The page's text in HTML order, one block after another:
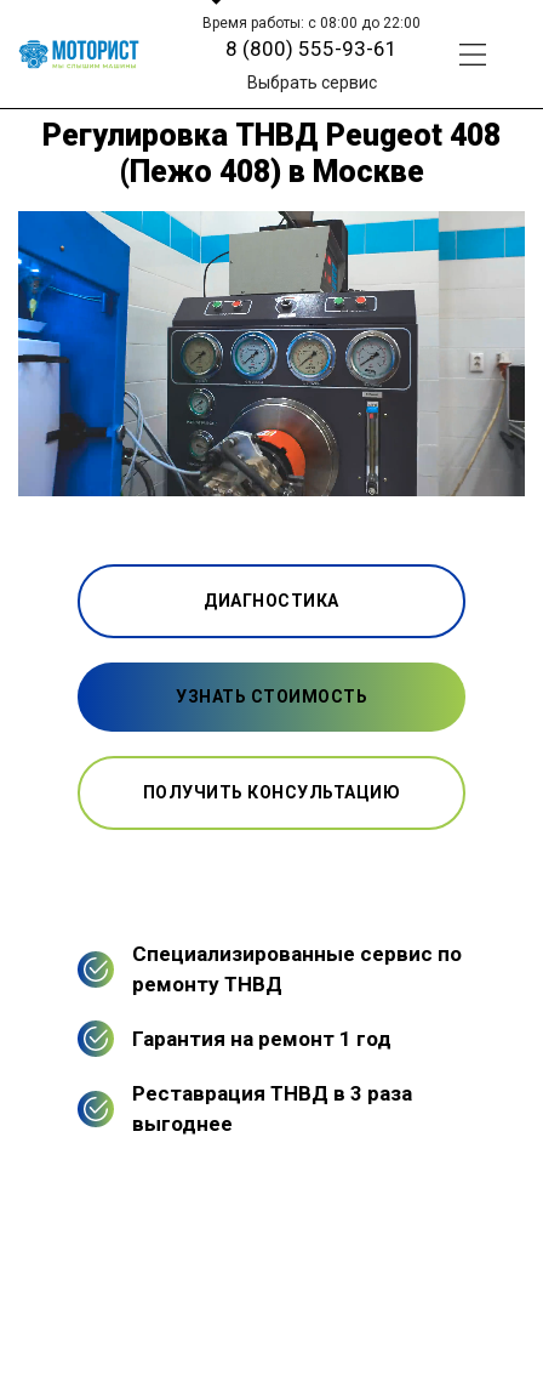
Время работы: с 08:00 до 22:00
8 (800) 555-93-61
Выбрать сервис
Регулировка ТНВД Peugeot 408
(Пежо 408) в Москве
ДИАГНОСТИКА
УЗНАТЬ СТОИМОСТЬ
ПОЛУЧИТЬ КОНСУЛЬТАЦИЮ
Специализированные сервис по
ремонту ТНВД
Гарантия на ремонт 1 год
Реставрация ТНВД в 3 раза
выгоднее